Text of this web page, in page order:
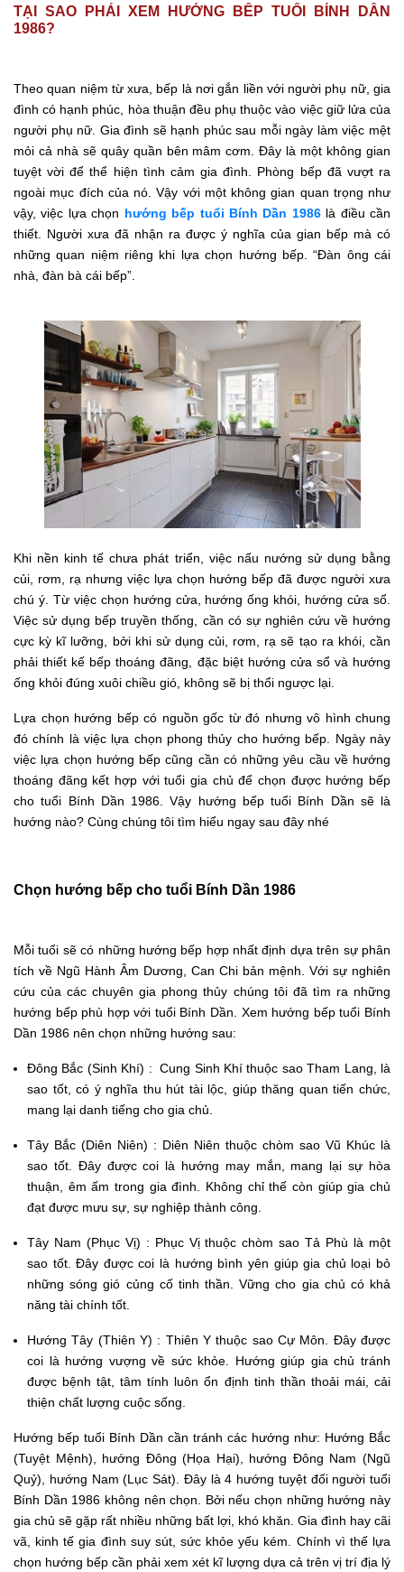
TẠI SAO PHẢI XEM HƯỚNG BẾP TUỔI BÍNH DẦN
1986?
Theo quan niệm từ xưa, bếp là nơi gắn liền với người phụ nữ, gia
đình có hạnh phúc, hòa thuận đều phụ thuộc vào việc giữ lửa của
người phụ nữ. Gia đình sẽ hạnh phúc sau mỗi ngày làm việc mệt
mỏi cả nhà sẽ quây quần bên mâm cơm. Đây là một không gian
tuyệt vời để thể hiện tình cảm gia đình. Phòng bếp đã vượt ra
ngoài mục đích của nó. Vậy với một không gian quan trọng như
vậy, việc lựa chọn hướng bếp tuổi Bính Dần 1986là điều cần
thiết. Người xưa đã nhận ra được ý nghĩa của gian bếp mà có
những quan niệm riêng khi lựa chọn hướng bếp. “Đàn ông cái
nhà, đàn bà cái bếp”.
Khi nền kinh tế chưa phát triển, việc nấu nướng sử dụng bằng
củi, rơm, rạ nhưng việc lựa chọn hướng bếp đã được người xưa
chú ý. Từ việc chọn hướng cửa, hướng ống khói, hướng cửa sổ.
Việc sử dụng bếp truyền thống, cần có sự nghiên cứu về hướng
cực kỳ kĩ lưỡng, bởi khi sử dụng củi, rơm, rạ sẽ tạo ra khói, cần
phải thiết kế bếp thoáng đãng, đặc biệt hướng cửa sổ và hướng
ống khỏi đúng xuôi chiều gió, không sẽ bị thổi ngược lại.
Lựa chọn hướng bếp có nguồn gốc từ đó nhưng vô hình chung
đó chính là việc lựa chọn phong thủy cho hướng bếp. Ngày này
việc lựa chọn hướng bếp cũng cần có những yêu cầu về hướng
thoáng đãng kết hợp với tuổi gia chủ để chọn được hướng bếp
cho tuổi Bính Dần 1986. Vậy hướng bếp tuổi Bính Dần sẽ là
hướng nào? Cùng chúng tôi tìm hiểu ngay sau đây nhé
Chọn hướng bếp cho tuổi Bính Dần 1986
Mỗi tuổi sẽ có những hướng bếp hợp nhất định dựa trên sự phân
tích về Ngũ Hành Âm Dương, Can Chi bản mệnh. Với sự nghiên
cứu của các chuyên gia phong thủy chúng tôi đã tìm ra những
hướng bếp phù hợp với tuổi Bính Dần. Xem hướng bếp tuổi Bính
Dần 1986 nên chọn những hướng sau:
Đông Bắc (Sinh Khí) : Cung Sinh Khí thuộc sao Tham Lang, là
sao tốt, có ý nghĩa thu hút tài lộc, giúp thăng quan tiến chức,
mang lại danh tiếng cho gia chủ.
Tây Bắc (Diên Niên) : Diên Niên thuộc chòm sao Vũ Khúc là
sao tốt. Đây được coi là hướng may mắn, mang lại sự hòa
thuận, êm ấm trong gia đình. Không chỉ thế còn giúp gia chủ
đạt được mưu sự, sự nghiệp thành công.
Tây Nam (Phục Vị) : Phục Vị thuộc chòm sao Tả Phù là một
sao tốt. Đây được coi là hướng bình yên giúp gia chủ loại bỏ
những sóng gió củng cố tinh thần. Vững cho gia chủ có khả
năng tài chính tốt.
Hướng Tây (Thiên Y) : Thiên Y thuộc sao Cự Môn. Đây được
coi là hướng vượng về sức khỏe. Hướng giúp gia chủ tránh
được bệnh tật, tâm tính luôn ổn định tinh thần thoải mái, cải
thiện chất lượng cuộc sống.
Hướng bếp tuổi Bính Dần cần tránh các hướng như: Hướng Bắc
(Tuyệt Mệnh), hướng Đông (Họa Hại), hướng Đông Nam (Ngũ
Quỷ), hướng Nam (Lục Sát). Đây là 4 hướng tuyệt đối người tuổi
Bính Dần 1986 không nên chọn. Bởi nếu chọn những hướng này
gia chủ sẽ gặp rất nhiều những bất lợi, khó khăn. Gia đình hay cãi
vã, kinh tế gia đình suy sút, sức khỏe yếu kém. Chính vì thế lựa
chọn hướng bếp cần phải xem xét kĩ lượng dựa cả trên vị trí địa lý